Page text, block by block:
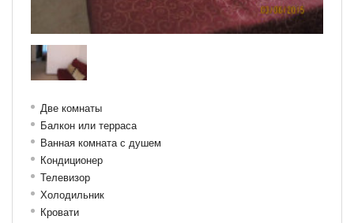
Две комнаты
Балкон или терраса
Ванная комната с душем
Кондиционер
Телевизор
Холодильник
Кровати